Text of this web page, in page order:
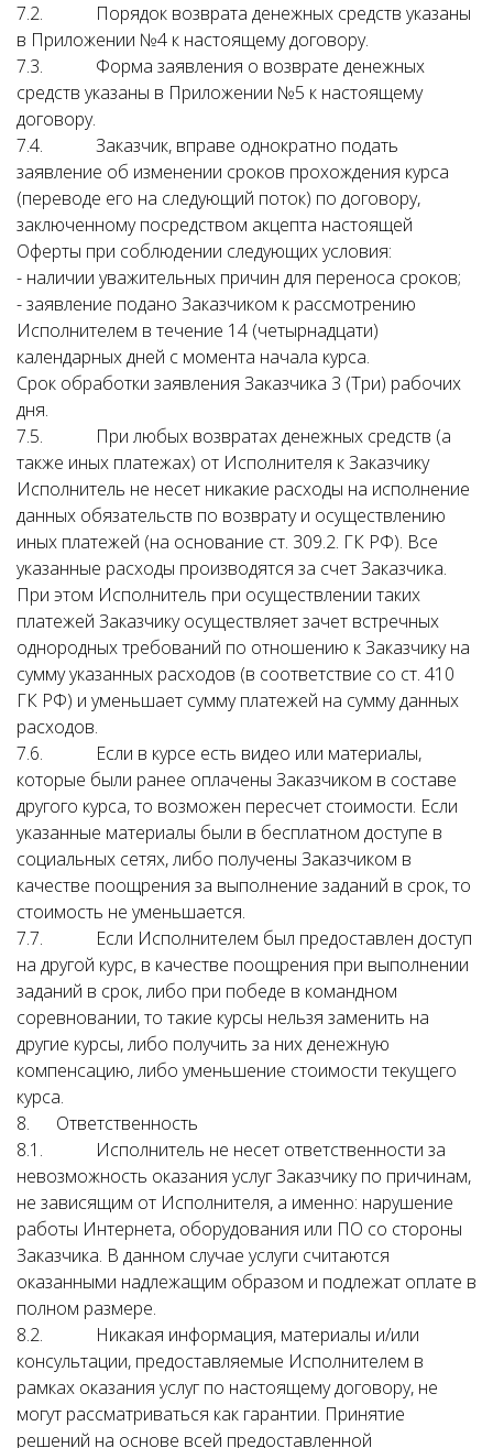
7.2. Порядок возврата денежных средств указаны
в Приложении №4 к настоящему договору.
7.3. Форма заявления о возврате денежных
средств указаны в Приложении №5 к настоящему
договору.
7.4. Заказчик, вправе однократно подать
заявление об изменении сроков прохождения курса
(переводе его на следующий поток) по договору,
заключенному посредством акцепта настоящей
Оферты при соблюдении следующих условия:
- наличии уважительных причин для переноса сроков;
- заявление подано Заказчиком к рассмотрению
Исполнителем в течение 14 (четырнадцати)
календарных дней с момента начала курса.
Срок обработки заявления Заказчика 3 (Три) рабочих
дня.
7.5. При любых возвратах денежных средств (а
также иных платежах) от Исполнителя к Заказчику
Исполнитель не несет никакие расходы на исполнение
данных обязательств по возврату и осуществлению
иных платежей (на основание ст. 309.2. ГК РФ). Все
указанные расходы производятся за счет Заказчика.
При этом Исполнитель при осуществлении таких
платежей Заказчику осуществляет зачет встречных
однородных требований по отношению к Заказчику на
сумму указанных расходов (в соответствие со ст. 410
ГК РФ) и уменьшает сумму платежей на сумму данных
расходов.
7.6. Если в курсе есть видео или материалы,
которые были ранее оплачены Заказчиком в составе
другого курса, то возможен пересчет стоимости. Если
указанные материалы были в бесплатном доступе в
социальных сетях, либо получены Заказчиком в
качестве поощрения за выполнение заданий в срок, то
стоимость не уменьшается.
7.7. Если Исполнителем был предоставлен доступ
на другой курс, в качестве поощрения при выполнении
заданий в срок, либо при победе в командном
соревновании, то такие курсы нельзя заменить на
другие курсы, либо получить за них денежную
компенсацию, либо уменьшение стоимости текущего
курса.
8. Ответственность
8.1. Исполнитель не несет ответственности за
невозможность оказания услуг Заказчику по причинам,
не зависящим от Исполнителя, а именно: нарушение
работы Интернета, оборудования или ПО со стороны
Заказчика. В данном случае услуги считаются
оказанными надлежащим образом и подлежат оплате в
полном размере.
8.2. Никакая информация, материалы и/или
консультации, предоставляемые Исполнителем в
рамках оказания услуг по настоящему договору, не
могут рассматриваться как гарантии. Принятие
решений на основе всей предоставленной